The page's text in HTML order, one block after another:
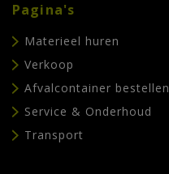
Pagina's
Materieel huren
Verkoop
Afvalcontainer bestellen
Service & Onderhoud
Transport